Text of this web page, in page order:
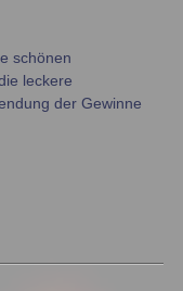
schönen
leckere
der Gewinne